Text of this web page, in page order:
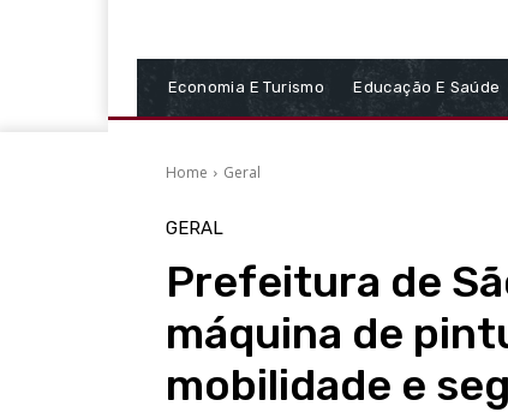
Economia E Turismo Educação E Saúde
Home Geral
GERAL
Prefeitura de
máquina de
mobilidade e